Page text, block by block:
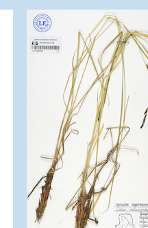
Цитирование:
института им. В. Л.